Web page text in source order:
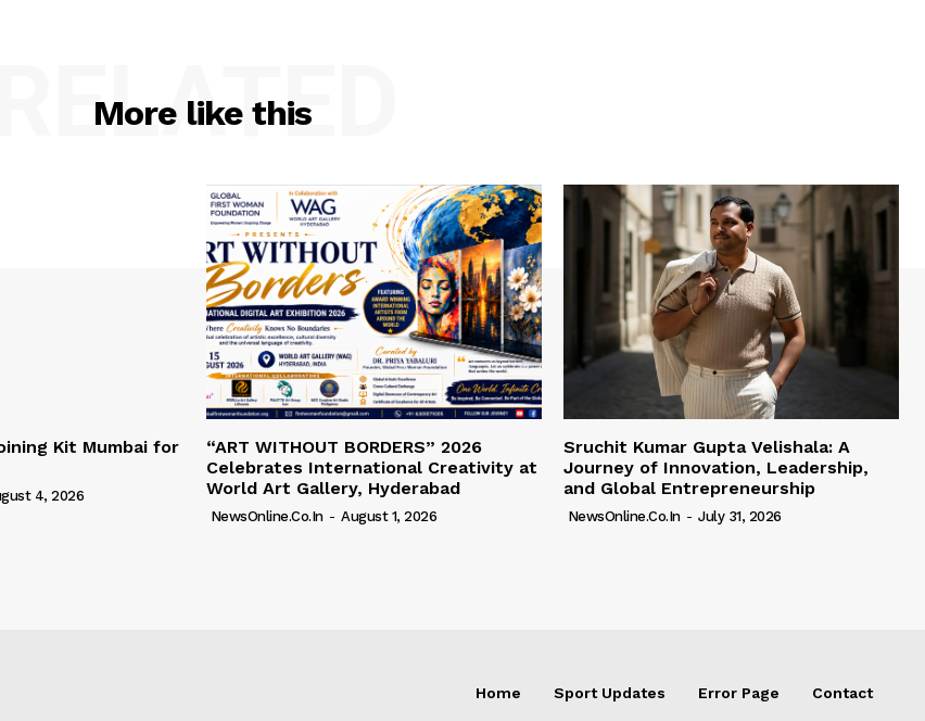
More like this
RELATED
Kit Mumbai for
4, 2026
“ART WITHOUT BORDERS” 2026
Celebrates International Creativity at
World Art Gallery, Hyderabad
NewsOnline.co.in - August 1, 2026
Sruchit Kumar Gupta Velishala: A
Journey of Innovation, Leadership,
and Global Entrepreneurship
NewsOnline.co.in - July 31, 2026
Home Sport Updates Error Page Contact